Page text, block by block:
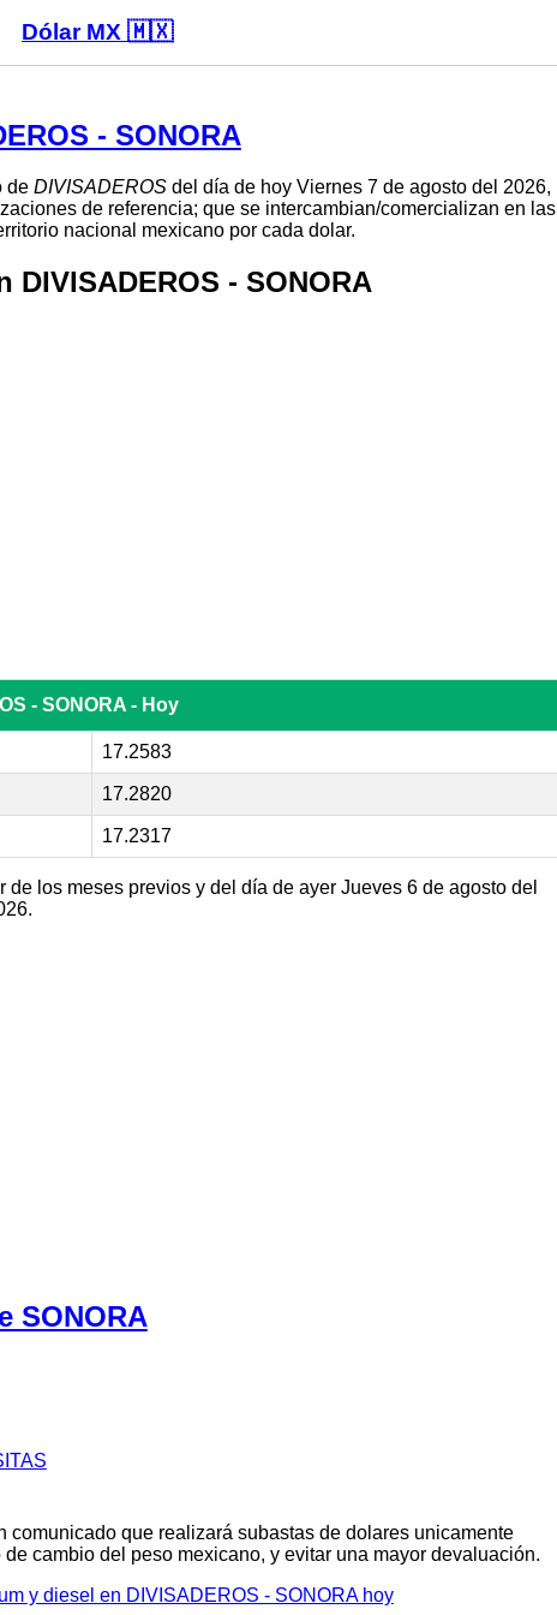
Dólar MX 🇲🇽
- SONORA
de DIVISADEROSdel día de hoy Viernes 7 de agosto del 2026,
de referencia; que se intercambian/comercializan en las
nacional mexicano por cada dolar.
- SONORA
- SONORA - Hoy
17.2583
17.2820
17.2317
los meses previos y del día de ayer Jueves 6 de agosto del
SONORA
comunicado que realizará subastas de dolares unicamente
cambio del peso mexicano, y evitar una mayor devaluación.
y diesel en DIVISADEROS - SONORA hoy